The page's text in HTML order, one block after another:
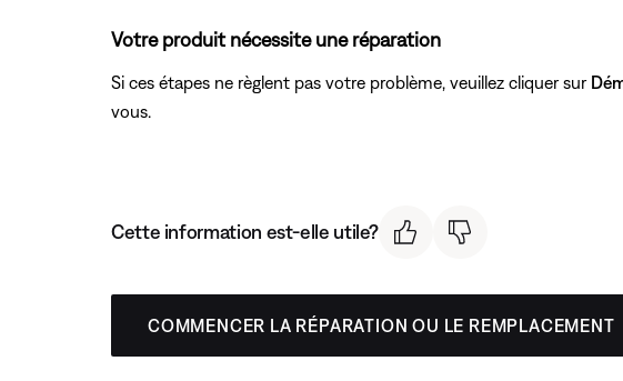
Votre produit nécessite une réparation
Si ces étapes ne règlent pas votre problème, veuillez cliquer sur
vous.
Cette information est-elle utile?
COMMENCER LA RÉPARATION OU LE REMPLACEMENT